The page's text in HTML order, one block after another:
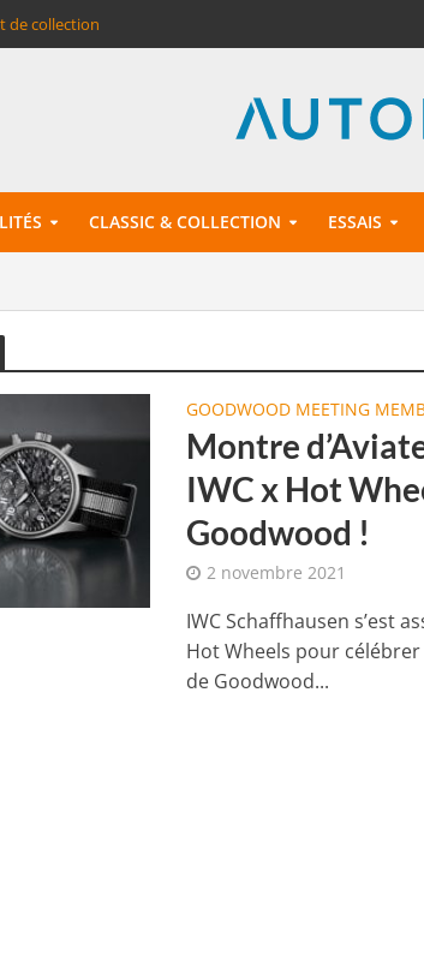
de collection
CLASSIC & COLLECTION ESSAIS
GOODWOOD MEETING
Montre
IWC x Hot
Goodwood !
2 novembre 2021
IWC Schaffhausen s’est
Hot Wheels pour
de Goodwood...